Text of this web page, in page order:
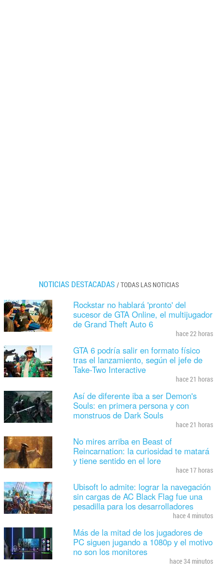
NOTICIAS DESTACADAS /TODAS LAS NOTICIAS
Rockstar no hablará 'pronto' del
sucesor de GTA Online, el multijugador
de Grand Theft Auto 6
hace 22 horas
GTA 6 podría salir en formato físico
tras el lanzamiento, según el jefe de
Take-Two Interactive
hace 21 horas
Así de diferente iba a ser Demon's
Souls: en primera persona y con
monstruos de Dark Souls
hace 21 horas
No mires arriba en Beast of
Reincarnation: la curiosidad te matará
y tiene sentido en el lore
hace 17 horas
Ubisoft lo admite: lograr la navegación
sin cargas de AC Black Flag fue una
pesadilla para los desarrolladores
hace 4 minutos
Más de la mitad de los jugadores de
PC siguen jugando a 1080p y el motivo
no son los monitores
hace 34 minutos